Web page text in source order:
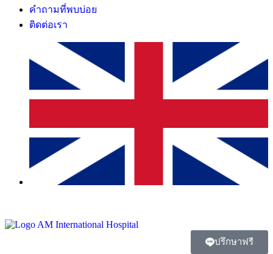
คำถามที่พบบ่อย
ติดต่อเรา
ปรึกษาฟรี